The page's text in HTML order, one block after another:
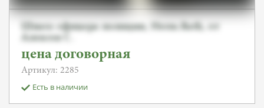
Шпага офицера полиции, Herm.Rath, от
Алексея С.
цена договорная
Артикул: 2285
Есть в наличии